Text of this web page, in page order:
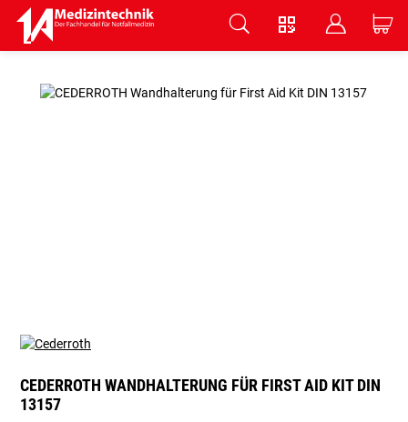
V B C
CEDERROTH WANDHALTERUNG FÜR FIRST AID KIT DIN
13157